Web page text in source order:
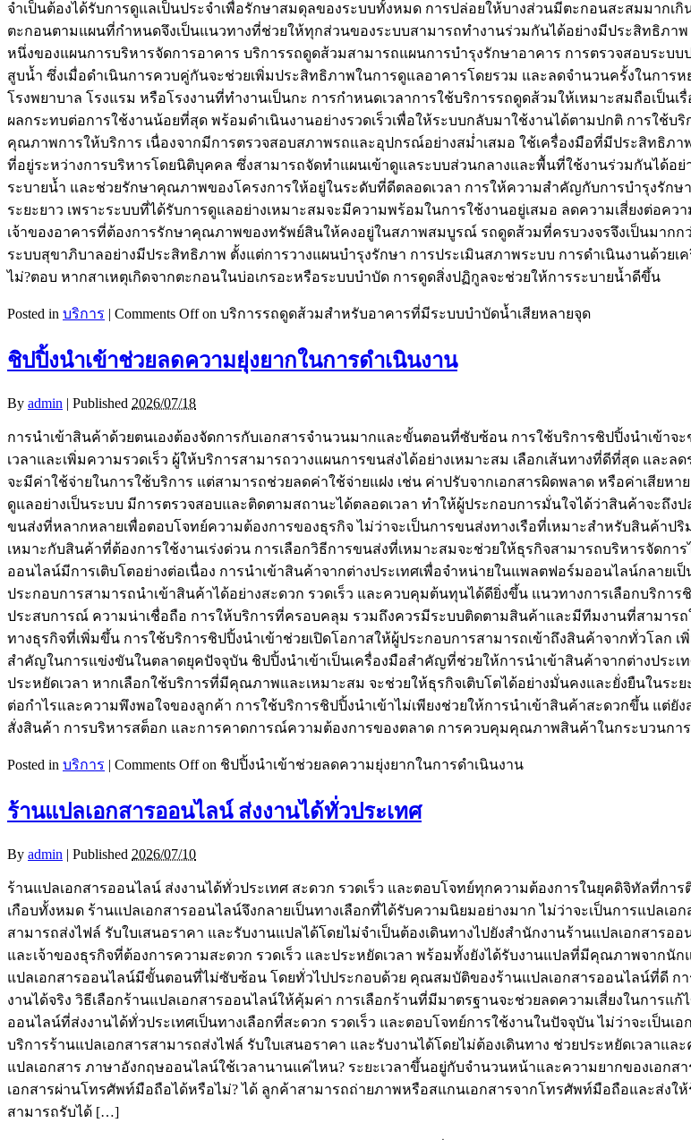
จำเป็นต้องได้รับการดูแลเป็นประจำเพื่อรักษาสมดุลของระบบทั้งหมด การปล่อยให้บางส่วนมีตะกอนสะสมมาก
ตะกอนตามแผนที่กำหนดจึงเป็นแนวทางที่ช่วยให้ทุกส่วนของระบบสามารถทำงานร่วมกันได้อย่างมีประสิทธิภา
หนึ่งของแผนการบริหารจัดการอาคาร บริการรถดูดส้วมสามารถแผนการบำรุงรักษาอาคาร การตรวจสอบระบ
สูบน้ำ ซึ่งเมื่อดำเนินการควบคู่กันจะช่วยเพิ่มประสิทธิภาพในการดูแลอาคารโดยรวม และลดจำนวนครั้งในกา
โรงพยาบาล โรงแรม หรือโรงงานที่ทำงานเป็นกะ การกำหนดเวลาการใช้บริการรถดูดส้วมให้เหมาะสมถือเป็
ผลกระทบต่อการใช้งานน้อยที่สุด พร้อมดำเนินงานอย่างรวดเร็วเพื่อให้ระบบกลับมาใช้งานได้ตามปกติ การใช้
คุณภาพการให้บริการ เนื่องจากมีการตรวจสอบสภาพรถและอุปกรณ์อย่างสม่ำเสมอ ใช้เครื่องมือที่มีประสิทธิ
ที่อยู่ระหว่างการบริหารโดยนิติบุคคล ซึ่งสามารถจัดทำแผนเข้าดูแลระบบส่วนกลางและพื้นที่ใช้งานร่วมกันได้อ
ระบายน้ำ และช่วยรักษาคุณภาพของโครงการให้อยู่ในระดับที่ดีตลอดเวลา การให้ความสำคัญกับการบำรุงรัก
ระยะยาว เพราะระบบที่ได้รับการดูแลอย่างเหมาะสมจะมีความพร้อมในการใช้งานอยู่เสมอ ลดความเสี่ยงต่อค
เจ้าของอาคารที่ต้องการรักษาคุณภาพของทรัพย์สินให้คงอยู่ในสภาพสมบูรณ์ รถดูดส้วมที่ครบวงจรจึงเป็นมากก
ระบบสุขาภิบาลอย่างมีประสิทธิภาพ ตั้งแต่การวางแผนบำรุงรักษา การประเมินสภาพระบบ การดำเนินงานด้
ไม่?ตอบ หากสาเหตุเกิดจากตะกอนในบ่อเกรอะหรือระบบบำบัด การดูดสิ่งปฏิกูลจะช่วยให้การระบายน้ำดีขึ้น
Posted in บริการ Comments Offon บริการรถดูดส้วมสำหรับอาคารที่มีระบบบำบัดน้ำเสียหลายจุด
ชิปปิ้งนำเข้าช่วยลดความยุ่งยากในการดำเนินงาน
By admin | Published 2026/07/18
การนำเข้าสินค้าด้วยตนเองต้องจัดการกับเอกสารจำนวนมากและขั้นตอนที่ซับซ้อน การใช้บริการชิปปิ้งนำเข้าจ
เวลาและเพิ่มความรวดเร็ว ผู้ให้บริการสามารถวางแผนการขนส่งได้อย่างเหมาะสม เลือกเส้นทางที่ดีที่สุด และ
จะมีค่าใช้จ่ายในการใช้บริการ แต่สามารถช่วยลดค่าใช้จ่ายแฝง เช่น ค่าปรับจากเอกสารผิดพลาด หรือค่าเสียห
ดูแลอย่างเป็นระบบ มีการตรวจสอบและติดตามสถานะได้ตลอดเวลา ทำให้ผู้ประกอบการมั่นใจได้ว่าสินค้าจะถึ
ขนส่งที่หลากหลายเพื่อตอบโจทย์ความต้องการของธุรกิจ ไม่ว่าจะเป็นการขนส่งทางเรือที่เหมาะสำหรับสินค้า
เหมาะกับสินค้าที่ต้องการใช้งานเร่งด่วน การเลือกวิธีการขนส่งที่เหมาะสมจะช่วยให้ธุรกิจสามารถบริหารจัด
ออนไลน์มีการเติบโตอย่างต่อเนื่อง การนำเข้าสินค้าจากต่างประเทศเพื่อจำหน่ายในแพลตฟอร์มออนไลน์กลาย
ประกอบการสามารถนำเข้าสินค้าได้อย่างสะดวก รวดเร็ว และควบคุมต้นทุนได้ดียิ่งขึ้น แนวทางการเลือกบริกา
ประสบการณ์ ความน่าเชื่อถือ การให้บริการที่ครอบคลุม รวมถึงควรมีระบบติดตามสินค้าและมีทีมงานที่สามาร
ทางธุรกิจที่เพิ่มขึ้น การใช้บริการชิปปิ้งนำเข้าช่วยเปิดโอกาสให้ผู้ประกอบการสามารถเข้าถึงสินค้าจากทั่วโลก
สำคัญในการแข่งขันในตลาดยุคปัจจุบัน ชิปปิ้งนำเข้าเป็นเครื่องมือสำคัญที่ช่วยให้การนำเข้าสินค้าจากต่างประ
ประหยัดเวลา หากเลือกใช้บริการที่มีคุณภาพและเหมาะสม จะช่วยให้ธุรกิจเติบโตได้อย่างมั่นคงและยั่งยืนในระ
ต่อกำไรและความพึงพอใจของลูกค้า การใช้บริการชิปปิ้งนำเข้าไม่เพียงช่วยให้การนำเข้าสินค้าสะดวกขึ้น แต่
สั่งสินค้า การบริหารสต็อก และการคาดการณ์ความต้องการของตลาด การควบคุมคุณภาพสินค้าในกระบวนก
Posted in บริการ | Comments Offon ชิปปิ้งนำเข้าช่วยลดความยุ่งยากในการดำเนินงาน
ร้านแปลเอกสารออนไลน์ ส่งงานได้ทั่วประเทศ
By admin | Published 2026/07/10
ร้านแปลเอกสารออนไลน์ ส่งงานได้ทั่วประเทศ สะดวก รวดเร็ว และตอบโจทย์ทุกความต้องการในยุคดิจิทัลที่ก
เกือบทั้งหมด ร้านแปลเอกสารออนไลน์จึงกลายเป็นทางเลือกที่ได้รับความนิยมอย่างมาก ไม่ว่าจะเป็นการแปลเ
สามารถส่งไฟล์ รับใบเสนอราคา และรับงานแปลได้โดยไม่จำเป็นต้องเดินทางไปยังสำนักงานร้านแปลเอกสา
และเจ้าของธุรกิจที่ต้องการความสะดวก รวดเร็ว และประหยัดเวลา พร้อมทั้งยังได้รับงานแปลที่มีคุณภาพจาก
แปลเอกสารออนไลน์มีขั้นตอนที่ไม่ซับซ้อน โดยทั่วไปประกอบด้วย คุณสมบัติของร้านแปลเอกสารออนไลน์ที่ดี ก
งานได้จริง วิธีเลือกร้านแปลเอกสารออนไลน์ให้คุ้มค่า การเลือกร้านที่มีมาตรฐานจะช่วยลดความเสี่ยงในการแ
ออนไลน์ที่ส่งงานได้ทั่วประเทศเป็นทางเลือกที่สะดวก รวดเร็ว และตอบโจทย์การใช้งานในปัจจุบัน ไม่ว่าจะเป็น
บริการร้านแปลเอกสารสามารถส่งไฟล์ รับใบเสนอราคา และรับงานได้โดยไม่ต้องเดินทาง ช่วยประหยัดเวลา
แปลเอกสาร ภาษาอังกฤษออนไลน์ใช้เวลานานแค่ไหน? ระยะเวลาขึ้นอยู่กับจำนวนหน้าและความยากของเอก
เอกสารผ่านโทรศัพท์มือถือได้หรือไม่? ได้ ลูกค้าสามารถถ่ายภาพหรือสแกนเอกสารจากโทรศัพท์มือถือและส่งใ
สามารถรับได้ […]